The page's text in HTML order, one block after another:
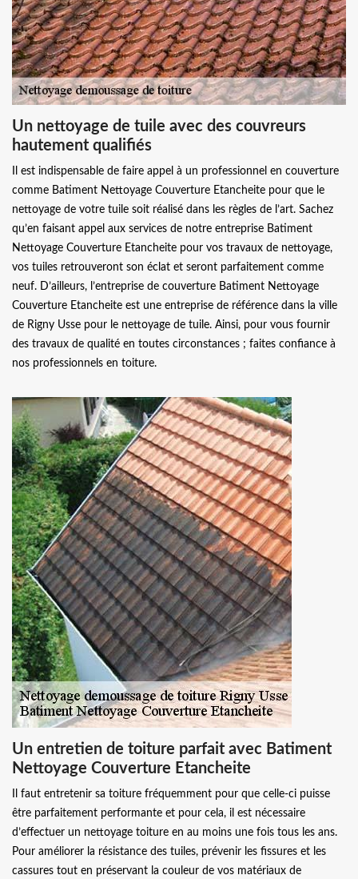
Un nettoyage de tuile avec des couvreurs
hautement qualifiés
Il est indispensable de faire appel à un professionnel en couverture
comme Batiment Nettoyage Couverture Etancheite pour que le
nettoyage de votre tuile soit réalisé dans les règles de l’art. Sachez
qu’en faisant appel aux services de notre entreprise Batiment
Nettoyage Couverture Etancheite pour vos travaux de nettoyage,
vos tuiles retrouveront son éclat et seront parfaitement comme
neuf. D’ailleurs, l’entreprise de couverture Batiment Nettoyage
Couverture Etancheite est une entreprise de référence dans la ville
de Rigny Usse pour le nettoyage de tuile. Ainsi, pour vous fournir
des travaux de qualité en toutes circonstances ; faites confiance à
nos professionnels en toiture.
Un entretien de toiture parfait avec Batiment
Nettoyage Couverture Etancheite
Il faut entretenir sa toiture fréquemment pour que celle-ci puisse
être parfaitement performante et pour cela, il est nécessaire
d’effectuer un nettoyage toiture en au moins une fois tous les ans.
Pour améliorer la résistance des tuiles, prévenir les fissures et les
cassures tout en préservant la couleur de vos matériaux de